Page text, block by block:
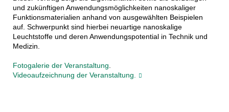
und zukünftigen Anwendungsmöglichkeiten nanoskaliger
Funktionsmaterialien anhand von ausgewählten Beispielen
auf. Schwerpunkt sind hierbei neuartige nanoskalige
Leuchtstoffe und deren Anwendungspotential in Technik und
Medizin.
Fotogalerie der Veranstaltung.
Videoaufzeichnung der Veranstaltung.